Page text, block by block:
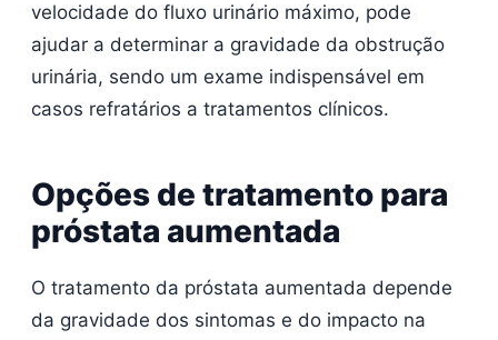
velocidade do fluxo urinário máximo, pode
ajudar a determinar a gravidade da obstrução
urinária, sendo um exame indispensável em
casos refratários a tratamentos clínicos.
Opções de tratamento para
próstata aumentada
O tratamento da próstata aumentada depende
da gravidade dos sintomas e do impacto na